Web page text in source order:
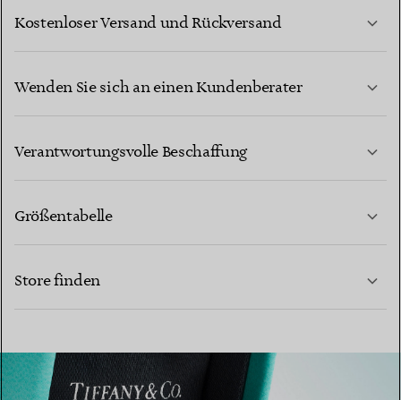
Kostenloser Versand und Rückversand
Wenden Sie sich an einen Kundenberater
Verantwortungsvolle Beschaffung
MEHR ERFAHREN
Größentabelle
Store finden
EINEN STORE IN IHRER NÄHE FINDEN